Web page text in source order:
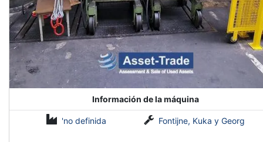
Información de la máquina
'no definida Fontijne, Kuka y Georg